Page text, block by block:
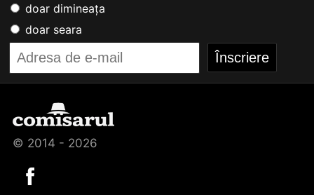
doar dimineața
doar seara
© 2014 - 2026